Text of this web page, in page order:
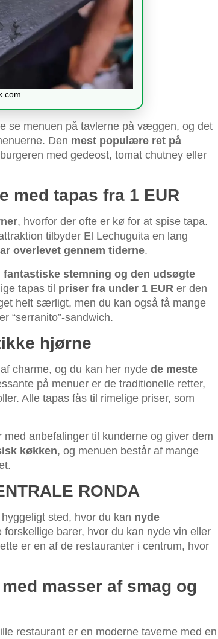
se menuen på tavlerne på væggen, og det
Den mest populære ret på
med gedeost, tomat chutney eller
med tapas fra 1 EUR
, hvorfor der ofte er kø for at spise tapa.
tilbyder El Lechuguita en lang
overlevet gennem tiderne.
fantastiske stemning og den udsøgte
tapas til priser fra under 1 EUR er den
helt særligt, men du kan også få mange
“serranito”-sandwich.
hjørne
charme, og du kan her nyde de meste
på menuer er de traditionelle retter,
Alle tapas fås til rimelige priser, som
med anbefalinger til kunderne og giver dem
køkken, og menuen består af mange
RONDA
sted, hvor du kan nyde
forskellige barer, hvor du kan nyde vin eller
er en af de restauranter i centrum, hvor
masser af smag og
restaurant er en moderne taverne med en